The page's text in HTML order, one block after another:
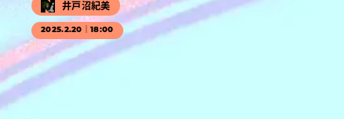
井戸沼紀美
2025.2.20｜18:00